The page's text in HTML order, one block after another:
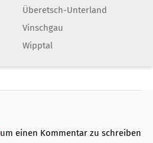
Überetsch-Unterland
Vinschgau
Wipptal
um einen Kommentar zu schreiben